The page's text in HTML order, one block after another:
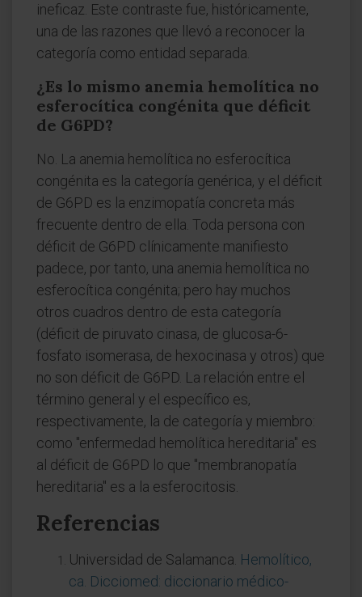
ineficaz. Este contraste fue, históricamente,
una de las razones que llevó a reconocer la
categoría como entidad separada.
¿Es lo mismo anemia hemolítica no
esferocítica congénita que déficit
de G6PD?
No. La anemia hemolítica no esferocítica
congénita es la categoría genérica, y el déficit
de G6PD es la enzimopatía concreta más
frecuente dentro de ella. Toda persona con
déficit de G6PD clínicamente manifiesto
padece, por tanto, una anemia hemolítica no
esferocítica congénita; pero hay muchos
otros cuadros dentro de esta categoría
(déficit de piruvato cinasa, de glucosa-6-
fosfato isomerasa, de hexocinasa y otros) que
no son déficit de G6PD. La relación entre el
término general y el específico es,
respectivamente, la de categoría y miembro:
como "enfermedad hemolítica hereditaria" es
al déficit de G6PD lo que "membranopatía
hereditaria" es a la esferocitosis.
Referencias
Universidad de Salamanca. Hemolítico,
ca. Dicciomed: diccionario médico-